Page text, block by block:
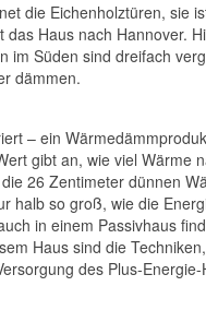
die Eichenholztüren, sie
Haus nach Hannover.
im Süden sind dreifach
dämmen.
– ein
gibt an, wie viel Wärme
26 Zentimeter dünnen
halb so groß, wie die
in einem Passivhaus
Haus sind die
des Plus-